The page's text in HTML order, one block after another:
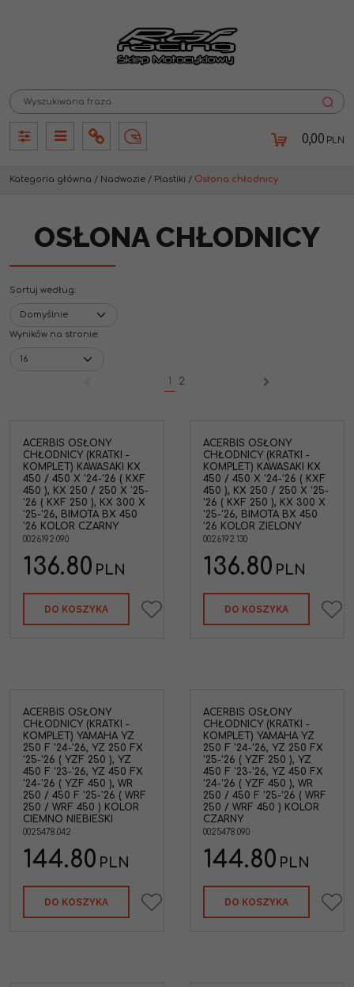
PanelPanelInfo Lang 0,00 PLN
Kategoria główna / Nadwozie / Plastiki / Osłona chłodnicy
OSŁONA CHŁODNICY
Sortuj według:
Wyników na stronie:
1 2
ACERBIS OSŁONY
CHŁODNICY (KRATKI -
KOMPLET) KAWASAKI KX
450 / 450 X '24-'26 ( KXF
450 ), KX 250 / 250 X '25-
'26 ( KXF 250 ), KX 300 X
'25-'26, BIMOTA BX 450
'26 KOLOR CZARNY
0026192.090
136.80 PLN
DO KOSZYKA
ACERBIS OSŁONY
CHŁODNICY (KRATKI -
KOMPLET) KAWASAKI KX
450 / 450 X '24-'26 ( KXF
450 ), KX 250 / 250 X '25-
'26 ( KXF 250 ), KX 300 X
'25-'26, BIMOTA BX 450
'26 KOLOR ZIELONY
0026192.130
136.80 PLN
DO KOSZYKA
ACERBIS OSŁONY
CHŁODNICY (KRATKI -
KOMPLET) YAMAHA YZ
250 F '24-'26, YZ 250 FX
'25-'26 ( YZF 250 ), YZ
450 F '23-'26, YZ 450 FX
'24-'26 ( YZF 450 ), WR
250 / 450 F '25-'26 ( WRF
250 / WRF 450 ) KOLOR
CIEMNO NIEBIESKI
0025478.042
144.80 PLN
DO KOSZYKA
ACERBIS OSŁONY
CHŁODNICY (KRATKI -
KOMPLET) YAMAHA YZ
250 F '24-'26, YZ 250 FX
'25-'26 ( YZF 250 ), YZ
450 F '23-'26, YZ 450 FX
'24-'26 ( YZF 450 ), WR
250 / 450 F '25-'26 ( WRF
250 / WRF 450 ) KOLOR
CZARNY
0025478.090
144.80 PLN
DO KOSZYKA